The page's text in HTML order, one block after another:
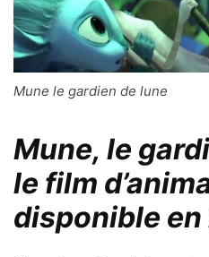
Mune le gardien de lune
Mune, le
le film
disponible en